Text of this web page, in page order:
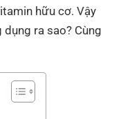
hữu cơ. Vậy
ra sao? Cùng